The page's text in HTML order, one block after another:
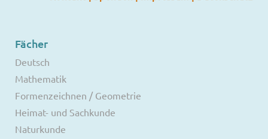
Fächer
Deutsch
Mathematik
Formenzeichnen / Geometrie
Heimat- und Sachkunde
Naturkunde